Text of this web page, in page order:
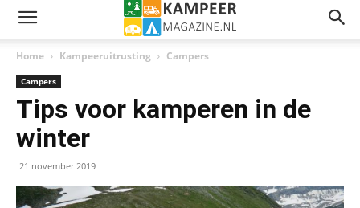
Home Kampeeruitrusting Campers
Campers
Tips voor kamperen in de
winter
21 november 2019